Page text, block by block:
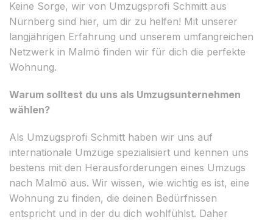
Keine Sorge, wir von Umzugsprofi Schmitt aus
Nürnberg sind hier, um dir zu helfen! Mit unserer
langjährigen Erfahrung und unserem umfangreichen
Netzwerk in Malmö finden wir für dich die perfekte
Wohnung.
Warum solltest du uns als Umzugsunternehmen
wählen?
Als Umzugsprofi Schmitt haben wir uns auf
internationale Umzüge spezialisiert und kennen uns
bestens mit den Herausforderungen eines Umzugs
nach Malmö aus. Wir wissen, wie wichtig es ist, eine
Wohnung zu finden, die deinen Bedürfnissen
entspricht und in der du dich wohlfühlst. Daher